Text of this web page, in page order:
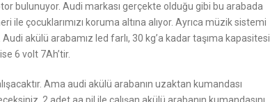
bulunuyor. Audi markası gerçekte olduğu gibi bu arabada
çocuklarımızı koruma altına alıyor. Ayrıca müzik sistemi
akülü arabamız led farlı, 30 kg’a kadar taşıma kapasitesi
6 volt 7Ah’tir.
Ama audi akülü arabanın uzaktan kumandası